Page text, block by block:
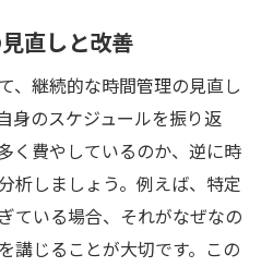
直しと改善
、継続的な時間管理の見直し
身のスケジュールを振り返
く費やしているのか、逆に時
析しましょう。例えば、特定
ている場合、それがなぜなの
講じることが大切です。この